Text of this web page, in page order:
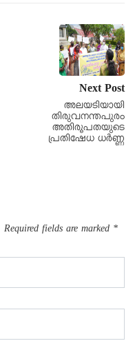
Next Post
അലയടിയായി
തിരുവനന്തപുരം
അതിരൂപതയുടെ
പ്രതിഷേധ ധർണ്ണ
Required fields are marked *